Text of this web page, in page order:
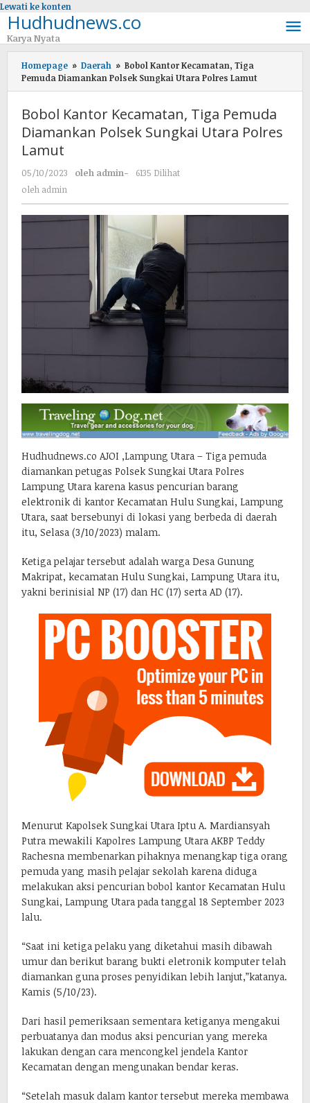
Lewati ke konten
Hudhudnews.co
Karya Nyata
Homepage » Daerah » Bobol Kantor Kecamatan, Tiga
Pemuda Diamankan Polsek Sungkai Utara Polres Lamut
Bobol Kantor Kecamatan, Tiga Pemuda
Diamankan Polsek Sungkai Utara Polres
Lamut
05/10/2023 oleh admin-
6135 Dilihat
oleh admin
Hudhudnews.co AJOI ,Lampung Utara – Tiga pemuda
diamankan petugas Polsek Sungkai Utara Polres
Lampung Utara karena kasus pencurian barang
elektronik di kantor Kecamatan Hulu Sungkai, Lampung
Utara, saat bersebunyi di lokasi yang berbeda di daerah
itu, Selasa (3/10/2023) malam.
Ketiga pelajar tersebut adalah warga Desa Gunung
Makripat, kecamatan Hulu Sungkai, Lampung Utara itu,
yakni berinisial NP (17) dan HC (17) serta AD (17).
Menurut Kapolsek Sungkai Utara Iptu A. Mardiansyah
Putra mewakili Kapolres Lampung Utara AKBP Teddy
Rachesna membenarkan pihaknya menangkap tiga orang
pemuda yang masih pelajar sekolah karena diduga
melakukan aksi pencurian bobol kantor Kecamatan Hulu
Sungkai, Lampung Utara pada tanggal 18 September 2023
lalu.
“Saat ini ketiga pelaku yang diketahui masih dibawah
umur dan berikut barang bukti eletronik komputer telah
diamankan guna proses penyidikan lebih lanjut,”katanya.
Kamis (5/10/23).
Dari hasil pemeriksaan sementara ketiganya mengakui
perbuatanya dan modus aksi pencurian yang mereka
lakukan dengan cara mencongkel jendela Kantor
Kecamatan dengan mengunakan bendar keras.
“Setelah masuk dalam kantor tersebut mereka membawa